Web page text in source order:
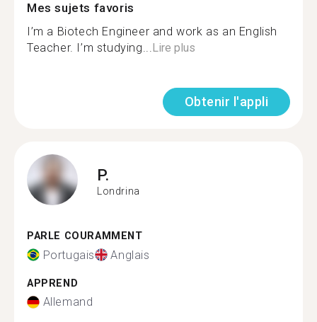
Mes sujets favoris
I’m a Biotech Engineer and work as an English
Teacher. I’m studying...Lire plus
Obtenir l'appli
P.
Londrina
PARLE COURAMMENT
Portugais Anglais
APPREND
Allemand